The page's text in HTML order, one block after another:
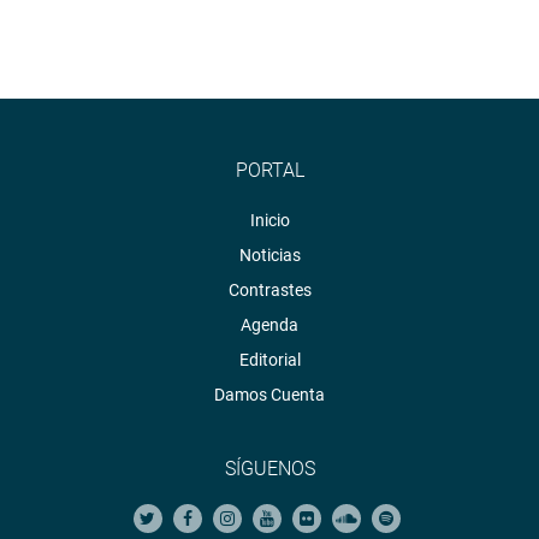
La legisladora Magaly Ruiz visitó el Centro Poblado Víctor
Raúl Haya de la Torre, en el distrito de Huanchaco, junto a
PORTAL
Inicio
Noticias
Contrastes
Agenda
Editorial
Damos Cuenta
SÍGUENOS